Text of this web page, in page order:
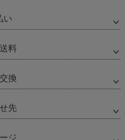
い
料
換
先
ジ